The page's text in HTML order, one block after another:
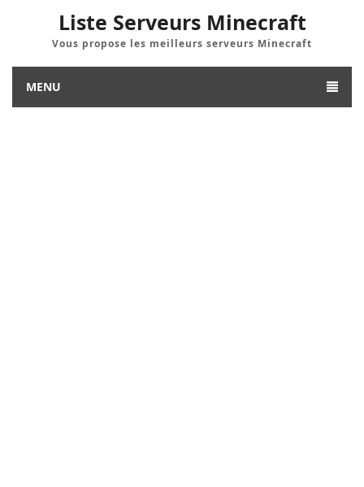
Liste Serveurs Minecraft
Vous propose les meilleurs serveurs Minecraft
MENU